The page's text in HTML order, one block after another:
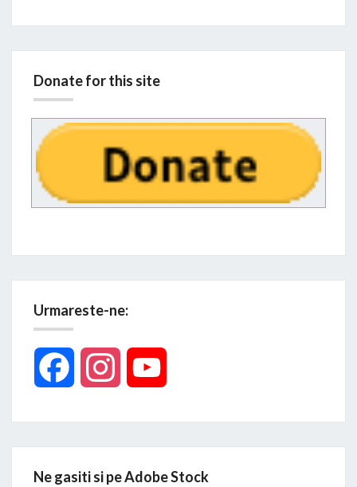
Donate for this site
Urmareste-ne:
Facebook Instagram
Ne gasiti si pe Adobe Stock